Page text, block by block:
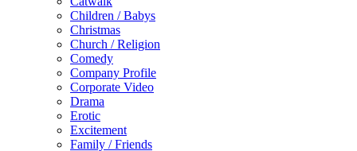
Children / Babys
Christmas
Church / Religion
Comedy
Company Profile
Corporate Video
Drama
Erotic
Excitement
Family / Friends